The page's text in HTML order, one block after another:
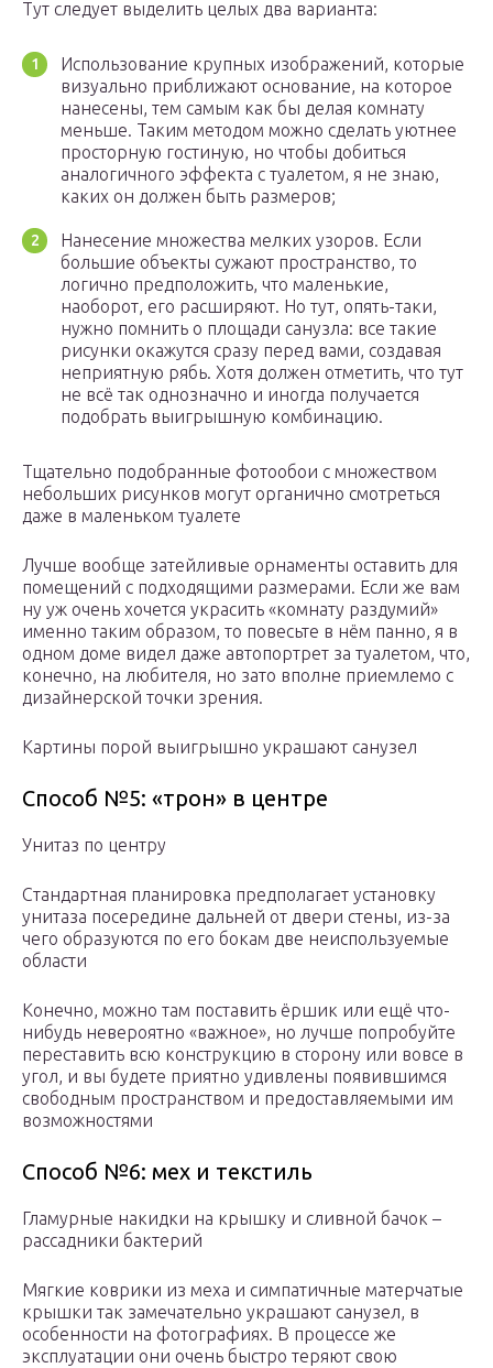
Тут следует выделить целых два варианта:
Использование крупных изображений, которые
визуально приближают основание, на которое
нанесены, тем самым как бы делая комнату
меньше. Таким методом можно сделать уютнее
просторную гостиную, но чтобы добиться
аналогичного эффекта с туалетом, я не знаю,
каких он должен быть размеров;
Нанесение множества мелких узоров. Если
большие объекты сужают пространство, то
логично предположить, что маленькие,
наоборот, его расширяют. Но тут, опять-таки,
нужно помнить о площади санузла: все такие
рисунки окажутся сразу перед вами, создавая
неприятную рябь. Хотя должен отметить, что тут
не всё так однозначно и иногда получается
подобрать выигрышную комбинацию.
Тщательно подобранные фотообои с множеством
небольших рисунков могут органично смотреться
даже в маленьком туалете
Лучше вообще затейливые орнаменты оставить для
помещений с подходящими размерами. Если же вам
ну уж очень хочется украсить «комнату раздумий»
именно таким образом, то повесьте в нём панно, я в
одном доме видел даже автопортрет за туалетом, что,
конечно, на любителя, но зато вполне приемлемо с
дизайнерской точки зрения.
Картины порой выигрышно украшают санузел
Способ №5: «трон» в центре
Унитаз по центру
Стандартная планировка предполагает установку
унитаза посередине дальней от двери стены, из-за
чего образуются по его бокам две неиспользуемые
области
Конечно, можно там поставить ёршик или ещё что-
нибудь невероятно «важное», но лучше попробуйте
переставить всю конструкцию в сторону или вовсе в
угол, и вы будете приятно удивлены появившимся
свободным пространством и предоставляемыми им
возможностями
Способ №6: мех и текстиль
Гламурные накидки на крышку и сливной бачок –
рассадники бактерий
Мягкие коврики из меха и симпатичные матерчатые
крышки так замечательно украшают санузел, в
особенности на фотографиях. В процессе же
эксплуатации они очень быстро теряют свою